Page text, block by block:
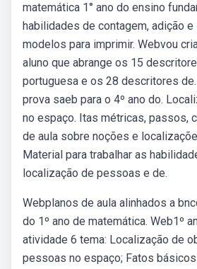
matemática 1° ano do ensino
habilidades de contagem, adição e
modelos para imprimir. Webvou
aluno que abrange os 15
portuguesa e os 28 descritores
prova saeb para o 4º ano do.
no espaço. Itas métricas, passos,
de aula sobre noções e
Material para trabalhar as
localização de pessoas e de.
Webplanos de aula alinhados a
do 1º ano de matemática. Web1º
atividade 6 tema: Localização de
pessoas no espaço; Fatos